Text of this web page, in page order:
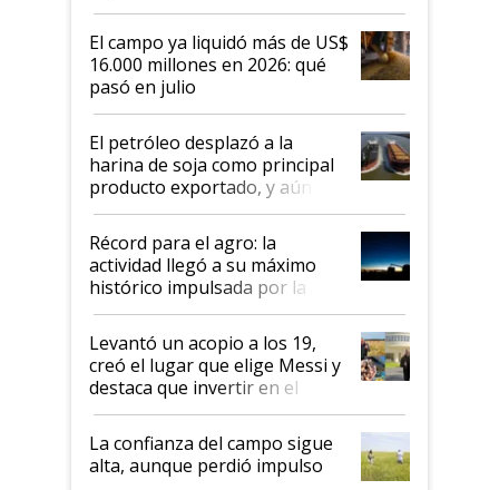
El campo ya liquidó más de US$
16.000 millones en 2026: qué
pasó en julio
El petróleo desplazó a la
harina de soja como principal
producto exportado, y aún así
el agro aportó casi seis de cada
diez dólares y sostuvo el
liderazgo en un semestre
récord
Récord para el agro: la
actividad llegó a su máximo
histórico impulsada por la
cosecha y las exportaciones
Levantó un acopio a los 19,
creó el lugar que elige Messi y
destaca que invertir en el
kirchnerismo era como "darle
plata a un hijo para droga":
Juan Félix Rossetti, el libertario
que de una dura crisis salió
La confianza del campo sigue
alta, aunque perdió impulso